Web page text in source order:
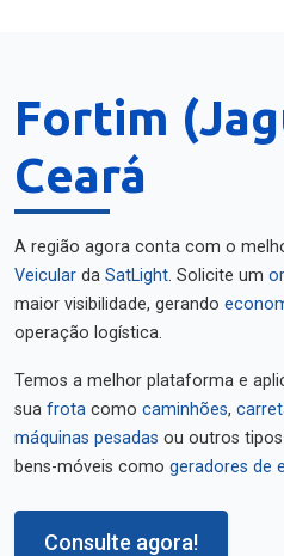
Fortim
Ceará
A região agora conta com o
Veicular da SatLight. Solicite um
maior visibilidade, gerando
operação logística.
Temos a melhor plataforma e
sua frota como caminhões,
máquinas pesadas ou outros tipos
bens-móveis como geradores de
Consulte agora!